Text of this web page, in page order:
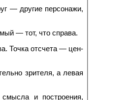
— другие персонажи,
— тот, что справа.
Точка отсчета — цен­
зрителя, а левая
и построения,